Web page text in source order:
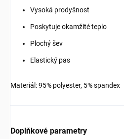
Vysoká prodyšnost
Poskytuje okamžité teplo
Plochý šev
Elastický pas
Materiál: 95% polyester, 5% spandex
Doplňkové parametry